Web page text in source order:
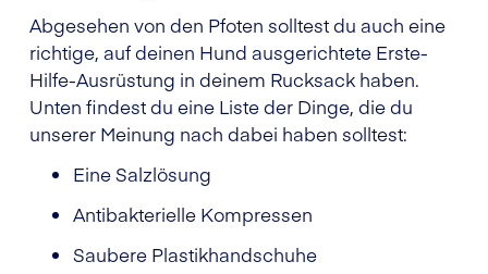
Abgesehen von den Pfoten solltest du auch eine
richtige, auf deinen Hund ausgerichtete Erste-
Hilfe-Ausrüstung in deinem Rucksack haben.
Unten findest du eine Liste der Dinge, die du
unserer Meinung nach dabei haben solltest:
Eine Salzlösung
Antibakterielle Kompressen
Saubere Plastikhandschuhe